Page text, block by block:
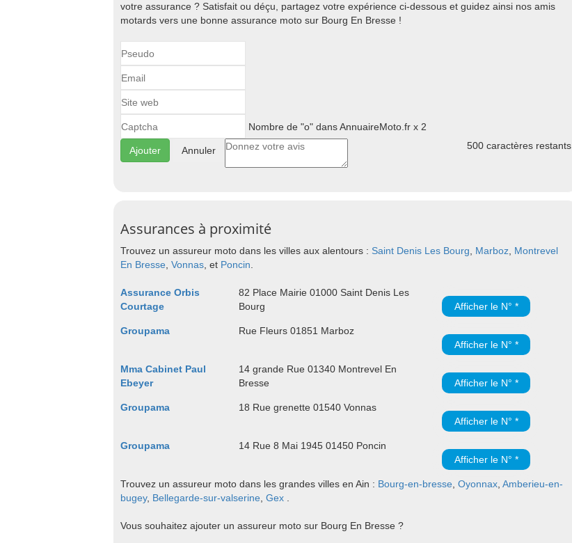
votre assurance ? Satisfait ou déçu, partagez votre expérience ci-dessous et guidez ainsi nos amis
motards vers une bonne assurance moto sur Bourg En Bresse !
Nombre de "o" dans AnnuaireMoto.fr x 2
Annuler 500 caractères restants
Assurances à proximité
Trouvez un assureur moto dans les villes aux alentours : Saint Denis Les Bourg Marboz Montrevel
En Bresse Vonnas , et Poncin
Assurance Orbis
Courtage
82 Place Mairie 01000 Saint Denis Les
Bourg
Afficher le N° *
Groupama
Rue Fleurs 01851 Marboz
Afficher le N° *
Mma Cabinet Paul
Ebeyer
14 grande Rue 01340 Montrevel En
Bresse
Afficher le N° *
Groupama
18 Rue grenette 01540 Vonnas
Afficher le N° *
Groupama
14 Rue 8 Mai 1945 01450 Poncin
Afficher le N° *
Trouvez un assureur moto dans les grandes villes en Ain : Bourg-en-bresse Oyonnax Amberieu-en-
bugey, Bellegarde-sur-valserine Gex
Vous souhaitez ajouter un assureur moto sur Bourg En Bresse ?